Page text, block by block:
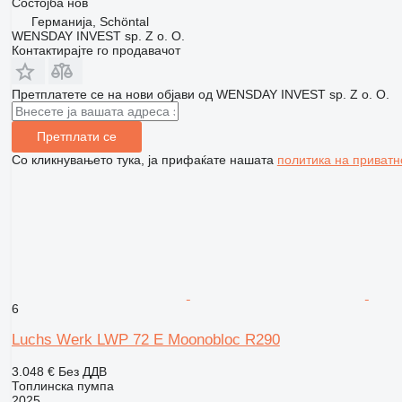
Германија, Schöntal
WENSDAY INVEST sp. Z o. O.
Контактирајте го продавачот
Претплатете се на нови објави од WENSDAY INVEST sp. Z o. O.
Претплати се
Со кликнувањето тука, ја прифаќате нашата политика на
6
Luchs Werk LWP 72 E Moonobloc R290
3.048 € Без ДДВ
Топлинска пумпа